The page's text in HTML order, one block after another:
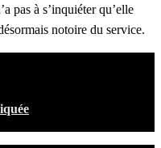
pas à s’inquiéter qu’elle
notoire du service.